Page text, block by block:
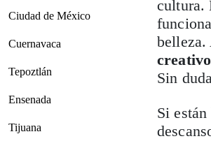
Ciudad de México
Cuernavaca
Tepoztlán
Ensenada
Tijuana
cultura.
Sin
Si